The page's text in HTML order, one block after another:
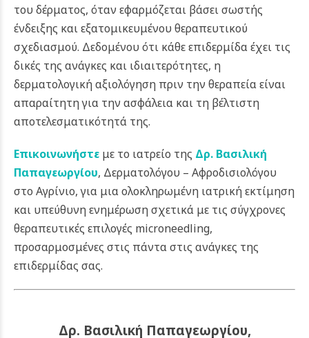
του δέρματος, όταν εφαρμόζεται βάσει σωστής
ένδειξης και εξατομικευμένου θεραπευτικού
σχεδιασμού. Δεδομένου ότι κάθε επιδερμίδα έχει τις
δικές της ανάγκες και ιδιαιτερότητες, η
δερματολογική αξιολόγηση πριν την θεραπεία είναι
απαραίτητη για την ασφάλεια και τη βέλτιστη
αποτελεσματικότητά της.
Επικοινωνήστε με το ιατρείο της Δρ. Βασιλική
Παπαγεωργίου, Δερματολόγου – Αφροδισιολόγου
στο Αγρίνιο, για μια ολοκληρωμένη ιατρική εκτίμηση
και υπεύθυνη ενημέρωση σχετικά με τις σύγχρονες
θεραπευτικές επιλογές microneedling,
προσαρμοσμένες στις πάντα στις ανάγκες της
επιδερμίδας σας.
Δρ. Βασιλική Παπαγεωργίου,